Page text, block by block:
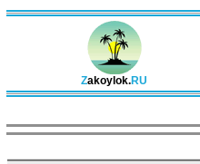
Zakoylok.RU